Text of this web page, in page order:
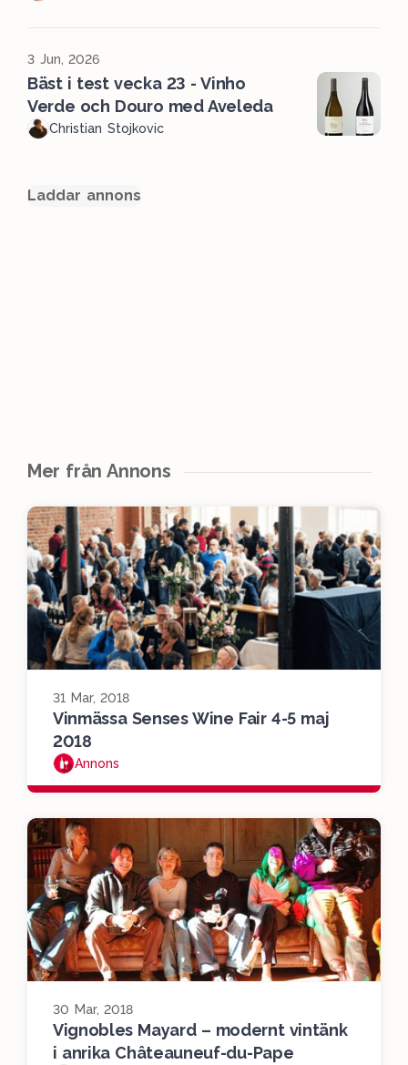
3 Jun, 2026
Bäst i test vecka 23 - Vinho
Verde och Douro med Aveleda
Christian Stojkovic
Laddar annons
Mer från Annons
31 Mar, 2018
Vinmässa Senses Wine Fair 4-5 maj
2018
Annons
30 Mar, 2018
Vignobles Mayard – modernt vintänk
i anrika Châteauneuf-du-Pape